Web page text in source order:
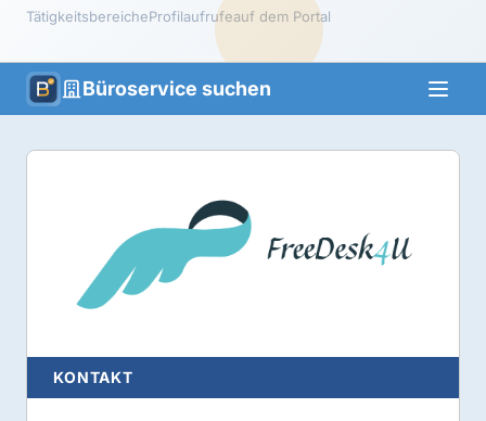
TätigkeitsbereicheProfilaufrufeauf dem Portal
Büroservice suchen
KONTAKT